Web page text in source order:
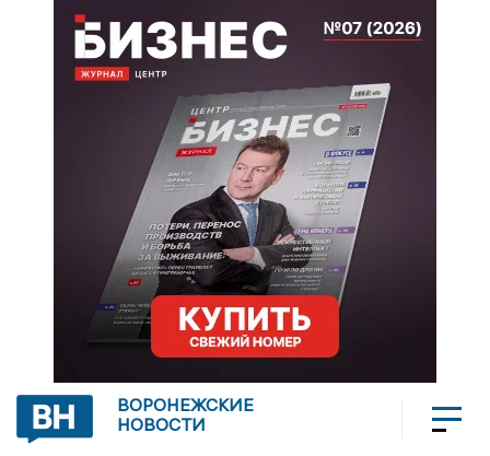
ВОРОНЕЖСКИЕ
НОВОСТИ